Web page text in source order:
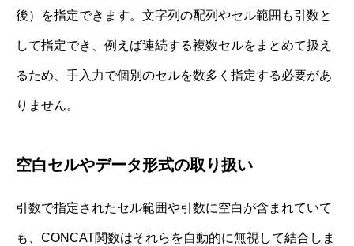
後）を指定できます。文字列の配列やセル範囲も引数と
して指定でき、例えば連続する複数セルをまとめて扱え
るため、手入力で個別のセルを数多く指定する必要があ
りません。
空白セルやデータ形式の取り扱い
引数で指定されたセル範囲や引数に空白が含まれていて
も、CONCAT関数はそれらを自動的に無視して結合しま